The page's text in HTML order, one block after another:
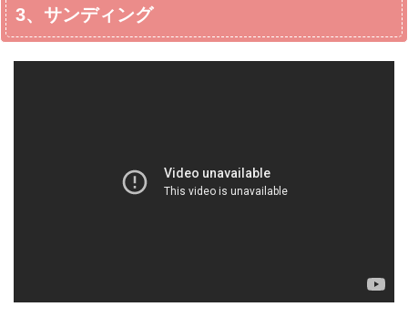
3、サンディング